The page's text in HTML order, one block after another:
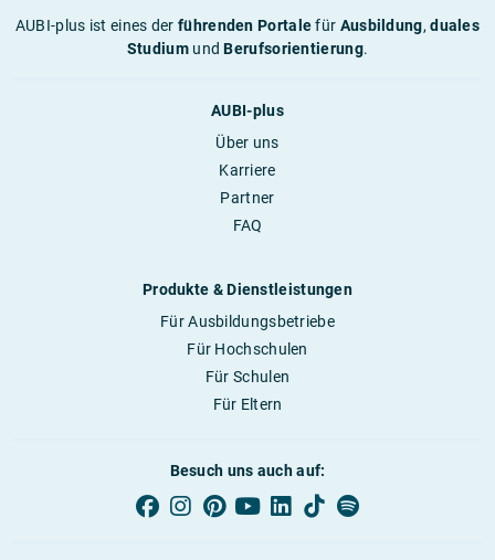
AUBI-plus ist eines derführenden Portalefür Ausbildung,duales
StudiumundBerufsorientierung.
AUBI-plus
Über uns
Karriere
Partner
FAQ
Produkte & Dienstleistungen
Für Ausbildungsbetriebe
Für Hochschulen
Für Schulen
Für Eltern
Besuch uns auch auf: